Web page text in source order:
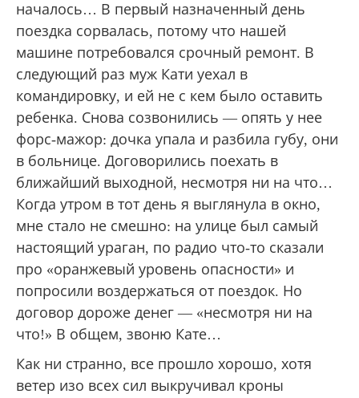
началось… В первый назначенный день
поездка сорвалась, потому что нашей
машине потребовался срочный ремонт. В
следующий раз муж Кати уехал в
командировку, и ей не с кем было оставить
ребенка. Снова созвонились — опять у нее
форс-мажор: дочка упала и разбила губу, они
в больнице. Договорились поехать в
ближайший выходной, несмотря ни на что…
Когда утром в тот день я выглянула в окно,
мне стало не смешно: на улице был самый
настоящий ураган, по радио что-то сказали
про «оранжевый уровень опасности» и
попросили воздержаться от поездок. Но
договор дороже денег — «несмотря ни на
что!» В общем, звоню Кате…
Как ни странно, все прошло хорошо, хотя
ветер изо всех сил выкручивал кроны